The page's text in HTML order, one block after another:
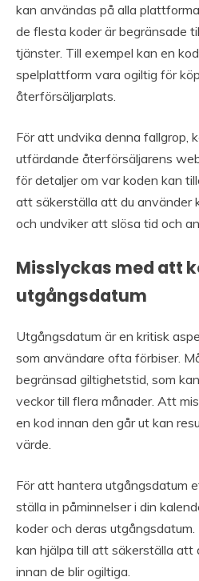
kan användas på alla
de flesta koder är begränsade
tjänster. Till exempel kan en
spelplattform vara ogiltig för
återförsäljarplats.
För att undvika denna fallgrop,
utfärdande återförsäljarens
för detaljer om var koden kan
att säkerställa att du använder
och undviker att slösa tid och
Misslyckas med att
utgångsdatum
Utgångsdatum är en kritisk
som användare ofta förbiser.
begränsad giltighetstid, som
veckor till flera månader. Att
en kod innan den går ut kan
värde.
För att hantera utgångsdatum
ställa in påminnelser i din
koder och deras
kan hjälpa till att säkerställa att
innan de blir ogiltiga.